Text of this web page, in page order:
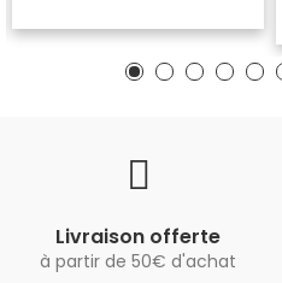
Livraison offerte
à partir de 50€ d'achat